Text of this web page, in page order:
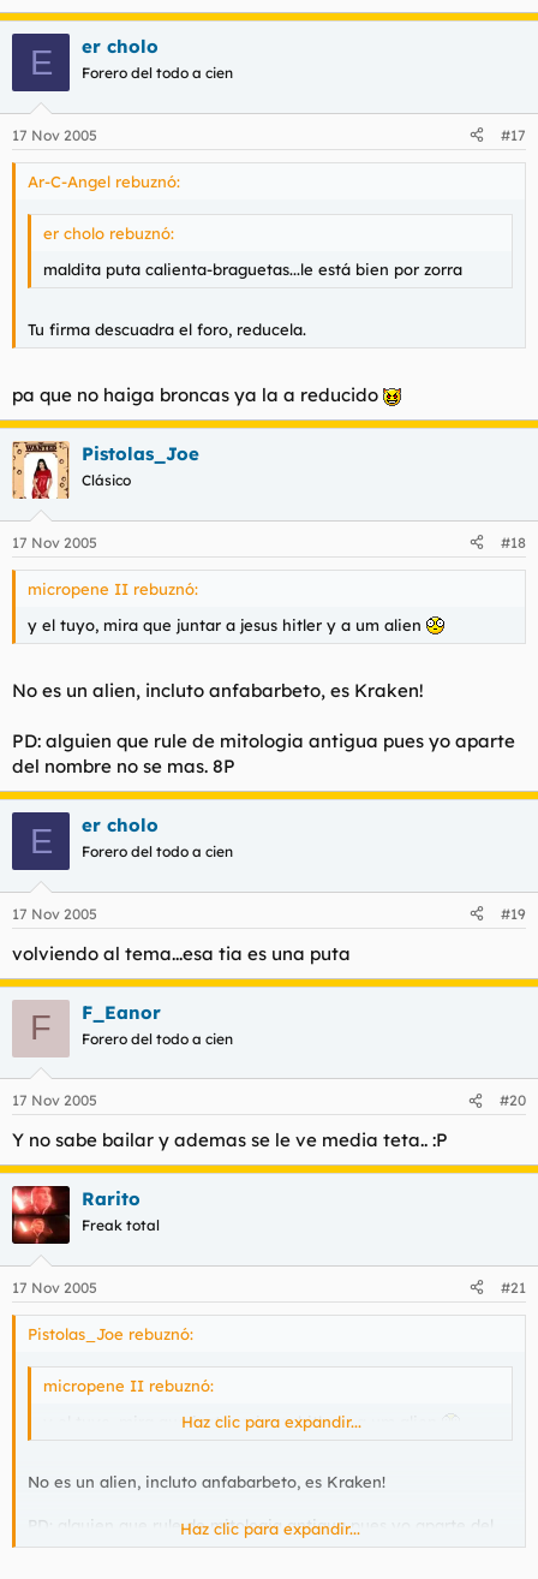
E er cholo
Forero del todo a cien
17 Nov 2005 #17
Ar-C-Angel rebuznó:
er cholo rebuznó:
maldita puta calienta-braguetas...le está bien por zorra
Tu firma descuadra el foro, reducela.
pa que no haiga broncas ya la a reducido
Pistolas_Joe
Clásico
17 Nov 2005 #18
micropene II rebuznó:
y el tuyo, mira que juntar a jesus hitler y a um alien
No es un alien, incluto anfabarbeto, es Kraken!
PD: alguien que rule de mitologia antigua pues yo aparte
del nombre no se mas. 8P
E er cholo
Forero del todo a cien
17 Nov 2005 #19
volviendo al tema...esa tia es una puta
F F_Eanor
Forero del todo a cien
17 Nov 2005 #20
Y no sabe bailar y ademas se le ve media teta.. :P
Rarito
Freak total
17 Nov 2005 #21
Pistolas_Joe rebuznó:
micropene II rebuznó:
y el tuyo, mira que juntar a jesus hitler y a um alien
Haz clic para expandir...
No es un alien, incluto anfabarbeto, es Kraken!
PD: alguien que rule de mitologia antigua pues yo aparte del
nombre no se mas. 8P
Haz clic para expandir...